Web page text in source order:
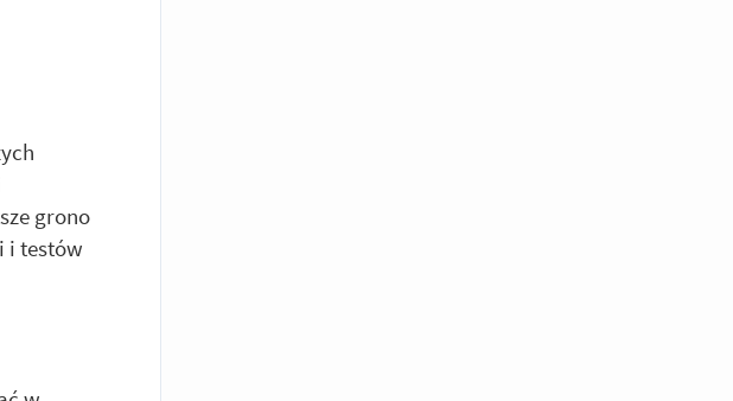
grono
i testów